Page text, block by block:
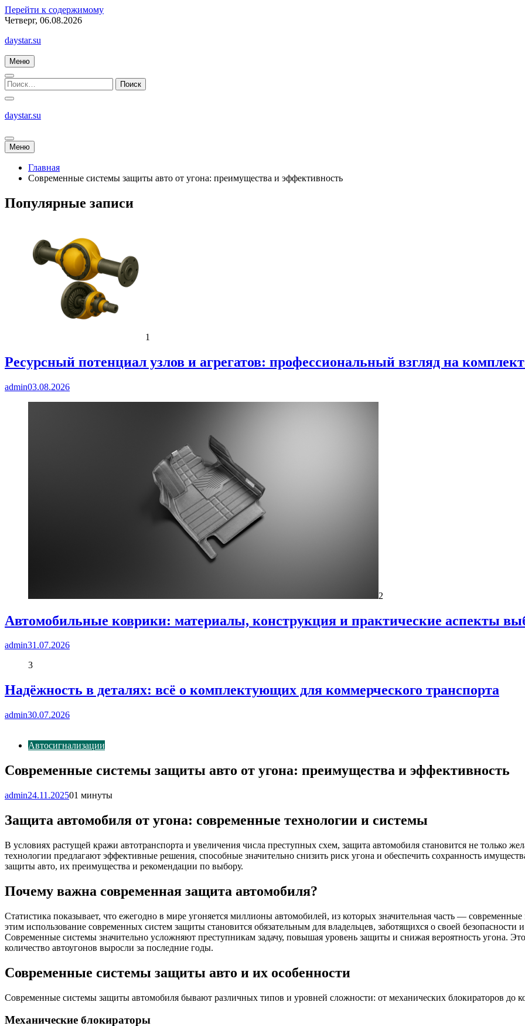
Перейти к содержимому
Четверг, 06.08.2026
daystar.su
Меню
daystar.su
Меню
Главная
Современные системы защиты авто от угона: преимущества и эффективность
Популярные записи
1
Ресурсный потенциал узлов и агрегатов: профессиональный взгляд на
admin03.08.2026
2
Автомобильные коврики: материалы, конструкция и практические аспекты
admin31.07.2026
3
Надёжность в деталях: всё о комплектующих для коммерческого транспорта
admin30.07.2026
Автосигнализации
Современные системы защиты авто от угона: преимущества и эффективность
admin24.11.202501 минуты
Защита автомобиля от угона: современные технологии и системы
В условиях растущей кражи автотранспорта и увеличения числа преступных схем, защита автомобиля становится не только
технологии предлагают эффективные решения, способные значительно снизить риск угона и обеспечить сохранность
защиты авто, их преимущества и рекомендации по выбору.
Почему важна современная защита автомобиля?
Статистика показывает, что ежегодно в мире угоняется миллионы автомобилей, из которых значительная часть —
этим использование современных систем защиты становится обязательным для владельцев, заботящихся о своей безопасности
Современные системы значительно усложняют преступникам задачу, повышая уровень защиты и снижая вероятность угона.
количество автоугонов выросли за последние годы.
Современные системы защиты авто и их особенности
Современные системы защиты автомобиля бывают различных типов и уровней сложности: от механических блокираторов до
Механические блокираторы